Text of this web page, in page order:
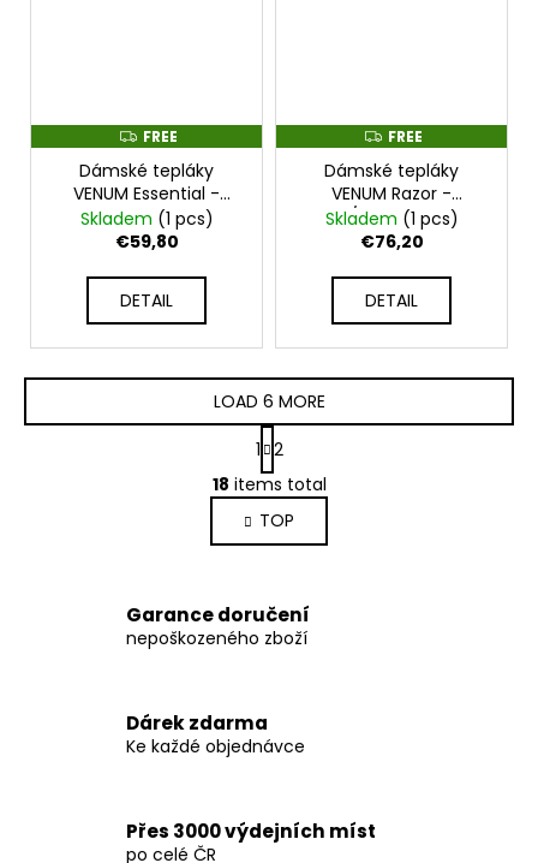
F
R
E
E
FREE
Dámské tepláky
VENUM Essential -
černé - VENUM-
04655-001
Skladem (1 pcs)
€59,80
DETAIL
F
R
E
E
FREE
Dámské tepláky
VENUM Razor -
černo/zlaté - VENUM-
04682-126
Skladem (1 pcs)
€76,20
DETAIL
L
i
s
t
n
g
t
s
LOAD 6 MORE
P
a
g
i
n
a
o
n
1 2
18 items total
TOP
Garance doručení
nepoškozeného zboží
Dárek zdarma
Ke každé objednávce
Přes 3000 výdejních míst
po celé ČR